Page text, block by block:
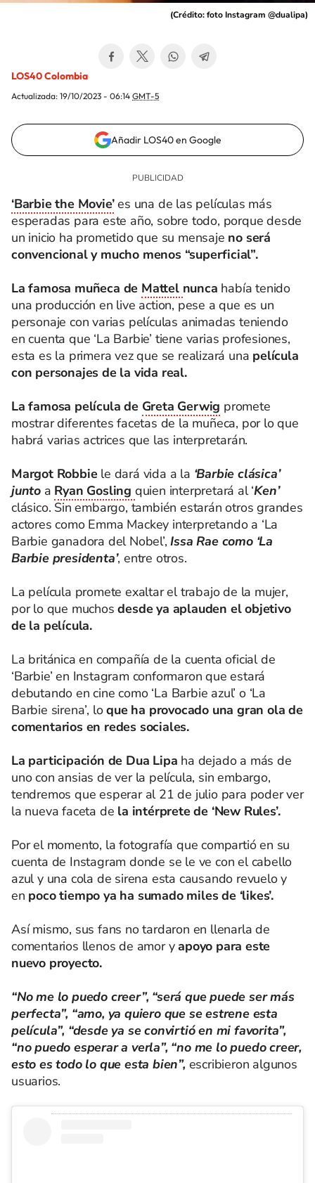
(Crédito: foto Instagram @dualipa)
LOS40 Colombia
Actualizada: 19/10/2023 - 06:14 GMT-5
Añadir LOS40 en Google
‘Barbie the Movie’es una de las películas más
esperadas para este año, sobre todo, porque desde
un inicio ha prometido que su mensaje no será
convencional y mucho menos “superficial”.
La famosa muñeca de Mattel nunca había tenido
una producción en live action, pese a que es un
personaje con varias películas animadas teniendo
en cuenta que ‘La Barbie’ tiene varias profesiones,
esta es la primera vez que se realizará una película
con personajes de la vida real.
La famosa película de Greta Gerwig promete
mostrar diferentes facetas de la muñeca, por lo que
habrá varias actrices que las interpretarán.
Margot Robbiele dará vida a la ‘Barbie clásica’
junto a Ryan Gosling quien interpretará al ‘Ken’
clásico. Sin embargo, también estarán otros grandes
actores como Emma Mackey interpretando a ‘La
Barbie ganadora del Nobel’,Issa Rae como ‘La
Barbie presidenta’, entre otros.
La película promete exaltar el trabajo de la mujer,
por lo que muchosdesde ya aplauden el objetivo
de la película.
La británica en compañía de la cuenta oficial de
‘Barbie’ en Instagram conformaron que estará
debutando en cine como ‘La Barbie azul’ o ‘La
Barbie sirena’, loque ha provocado una gran ola de
comentarios en redes sociales.
La participación de Dua Lipa ha dejado a más de
uno con ansias de ver la película, sin embargo,
tendremos que esperar al 21 de julio para poder ver
la nueva faceta de la intérprete de ‘New Rules’.
Por el momento, la fotografía que compartió en su
cuenta de Instagram donde se le ve con el cabello
azul y una cola de sirena esta causando revuelo y
en poco tiempo ya ha sumado miles de ‘likes’.
Así mismo, sus fans no tardaron en llenarla de
comentarios llenos de amor yapoyo para este
nuevo proyecto.
“No me lo puedo creer”, “será que puede ser más
perfecta”, “amo, ya quiero que se estrene esta
película”, “desde ya se convirtió en mi favorita”,
“no puedo esperar a verla”, “no me lo puedo creer,
esto es todo lo que esta bien”, escribieron algunos
usuarios.